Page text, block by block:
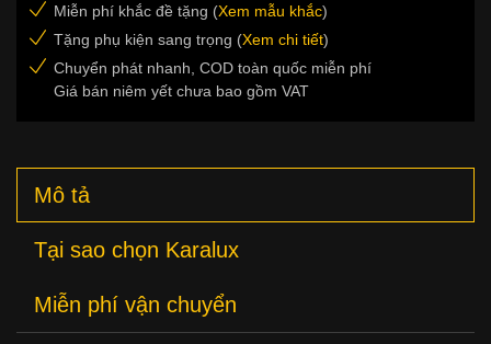
Miễn phí khắc đề tặng (Xem mẫu khắc)
Tặng phụ kiện sang trọng (Xem chi tiết)
Chuyển phát nhanh, COD toàn quốc miễn phí
Giá bán niêm yết chưa bao gồm VAT
Mô tả
Tại sao chọn Karalux
Miễn phí vận chuyển